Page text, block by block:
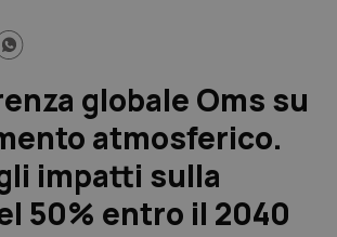
globale Oms su
atmosferico.
impatti sulla
50% entro il 2040